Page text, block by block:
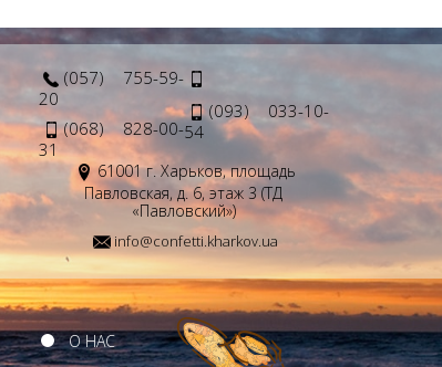
(057) 755-59-
20
(068) 828-00-
31
(093) 033-10-
54
61001 г. Харьков, площадь
Павловская, д. 6, этаж 3 (ТД
«Павловский»)
info@confetti.kharkov.ua
О НАС